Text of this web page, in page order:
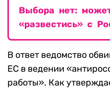
Выбора нет:
«развестись» с
В ответ ведомство
ЕС в ведении
работы». Как